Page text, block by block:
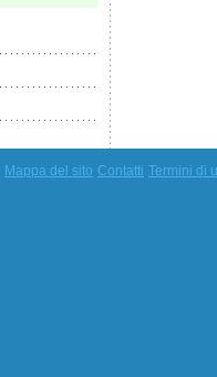
Mappa del sito Contatti Termini di